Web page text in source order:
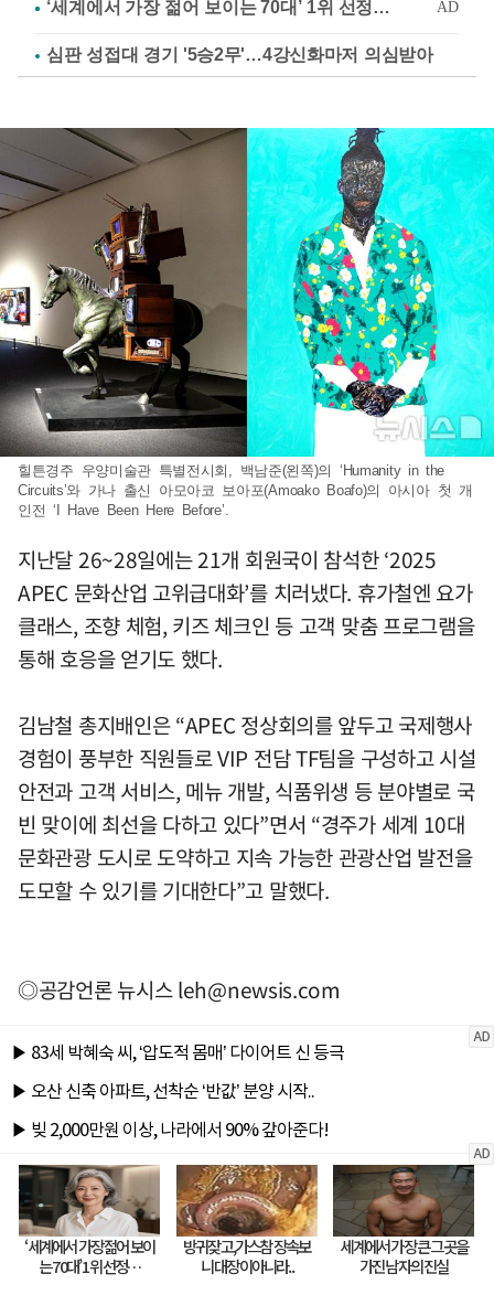
심판 성접대 경기 '5승2무'…4강신화마저 의심받아
힐튼경주 우양미술관 특별전시회, 백남준(왼쪽)의 ‘Humanity in the
Circuits’와 가나 출신 아모아코 보아포(Amoako Boafo)의 아시아 첫 개
인전 ‘I Have Been Here Before’.
지난달 26~28일에는 21개 회원국이 참석한 ‘2025
APEC 문화산업 고위급대화’를 치러냈다. 휴가철엔 요가
클래스, 조향 체험, 키즈 체크인 등 고객 맞춤 프로그램을
통해 호응을 얻기도 했다.
김남철 총지배인은 “APEC 정상회의를 앞두고 국제행사
경험이 풍부한 직원들로 VIP 전담 TF팀을 구성하고 시설
안전과 고객 서비스, 메뉴 개발, 식품위생 등 분야별로 국
빈 맞이에 최선을 다하고 있다”면서 “경주가 세계 10대
문화관광 도시로 도약하고 지속 가능한 관광산업 발전을
도모할 수 있기를 기대한다”고 말했다.
◎공감언론 뉴시스leh@newsis.com